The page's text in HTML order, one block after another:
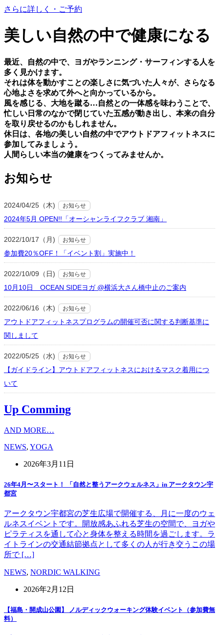
さらに詳しく・ご予約
美しい⾃然の中で健康になる
最近、⾃然の中で、ヨガやランニング・サーフィンする⼈を
多く⾒かけます。
それは体を動かすことの楽しさに気づいた⼈々が、さらなる
⼼地よさを求めて外へと向かっているから。
⾵を感じる、⼤地を蹴る…⾃然との⼀体感を味わうことで、
忙しい⽇常のなかで閉じていた五感が動き出し、本来の⾃分
を取り戻せるのかもしれません。
休⽇は、各地の美しい⾃然の中でアウトドアフィットネスに
参加してみましょう。
⼈間らしい本当の健康をつくってみませんか。
お知らせ
2024/04/25（木) お知らせ
2024年5月 OPEN!!「オーシャンライフクラブ 湘南」
2022/10/17（月) お知らせ
参加費20％OFF！「イベント割」実施中！
2022/10/09（日) お知らせ
10月10日 OCEAN SIDEヨガ @横浜大さん橋中止のご案内
2022/06/16（木) お知らせ
アウトドアフィットネスプログラムの開催可否に関する判断基準に
関しまして
2022/05/25（水) お知らせ
【ガイドライン】アウトドアフィットネスにおけるマスク着用につ
いて
Up Comming
AND MORE…
NEWS, YOGA
2026年3月11日
26年4月〜スタート！ 「自然と整うアークウェルネス」in アークタウン宇
都宮
アークタウン宇都宮の芝生広場で開催する、月に一度のウェ
ルネスイベントです。開放感あふれる芝生の空間で、ヨガや
ピラティスを通して心と身体を整える時間を過ごします。ラ
イトラインの交通結節拠点として多くの人が行き交うこの場
所で […]
NEWS, NORDIC WALKING
2026年2月12日
【福島・開成山公園】 ノルディックウォーキング体験イベント（参加費無
料）